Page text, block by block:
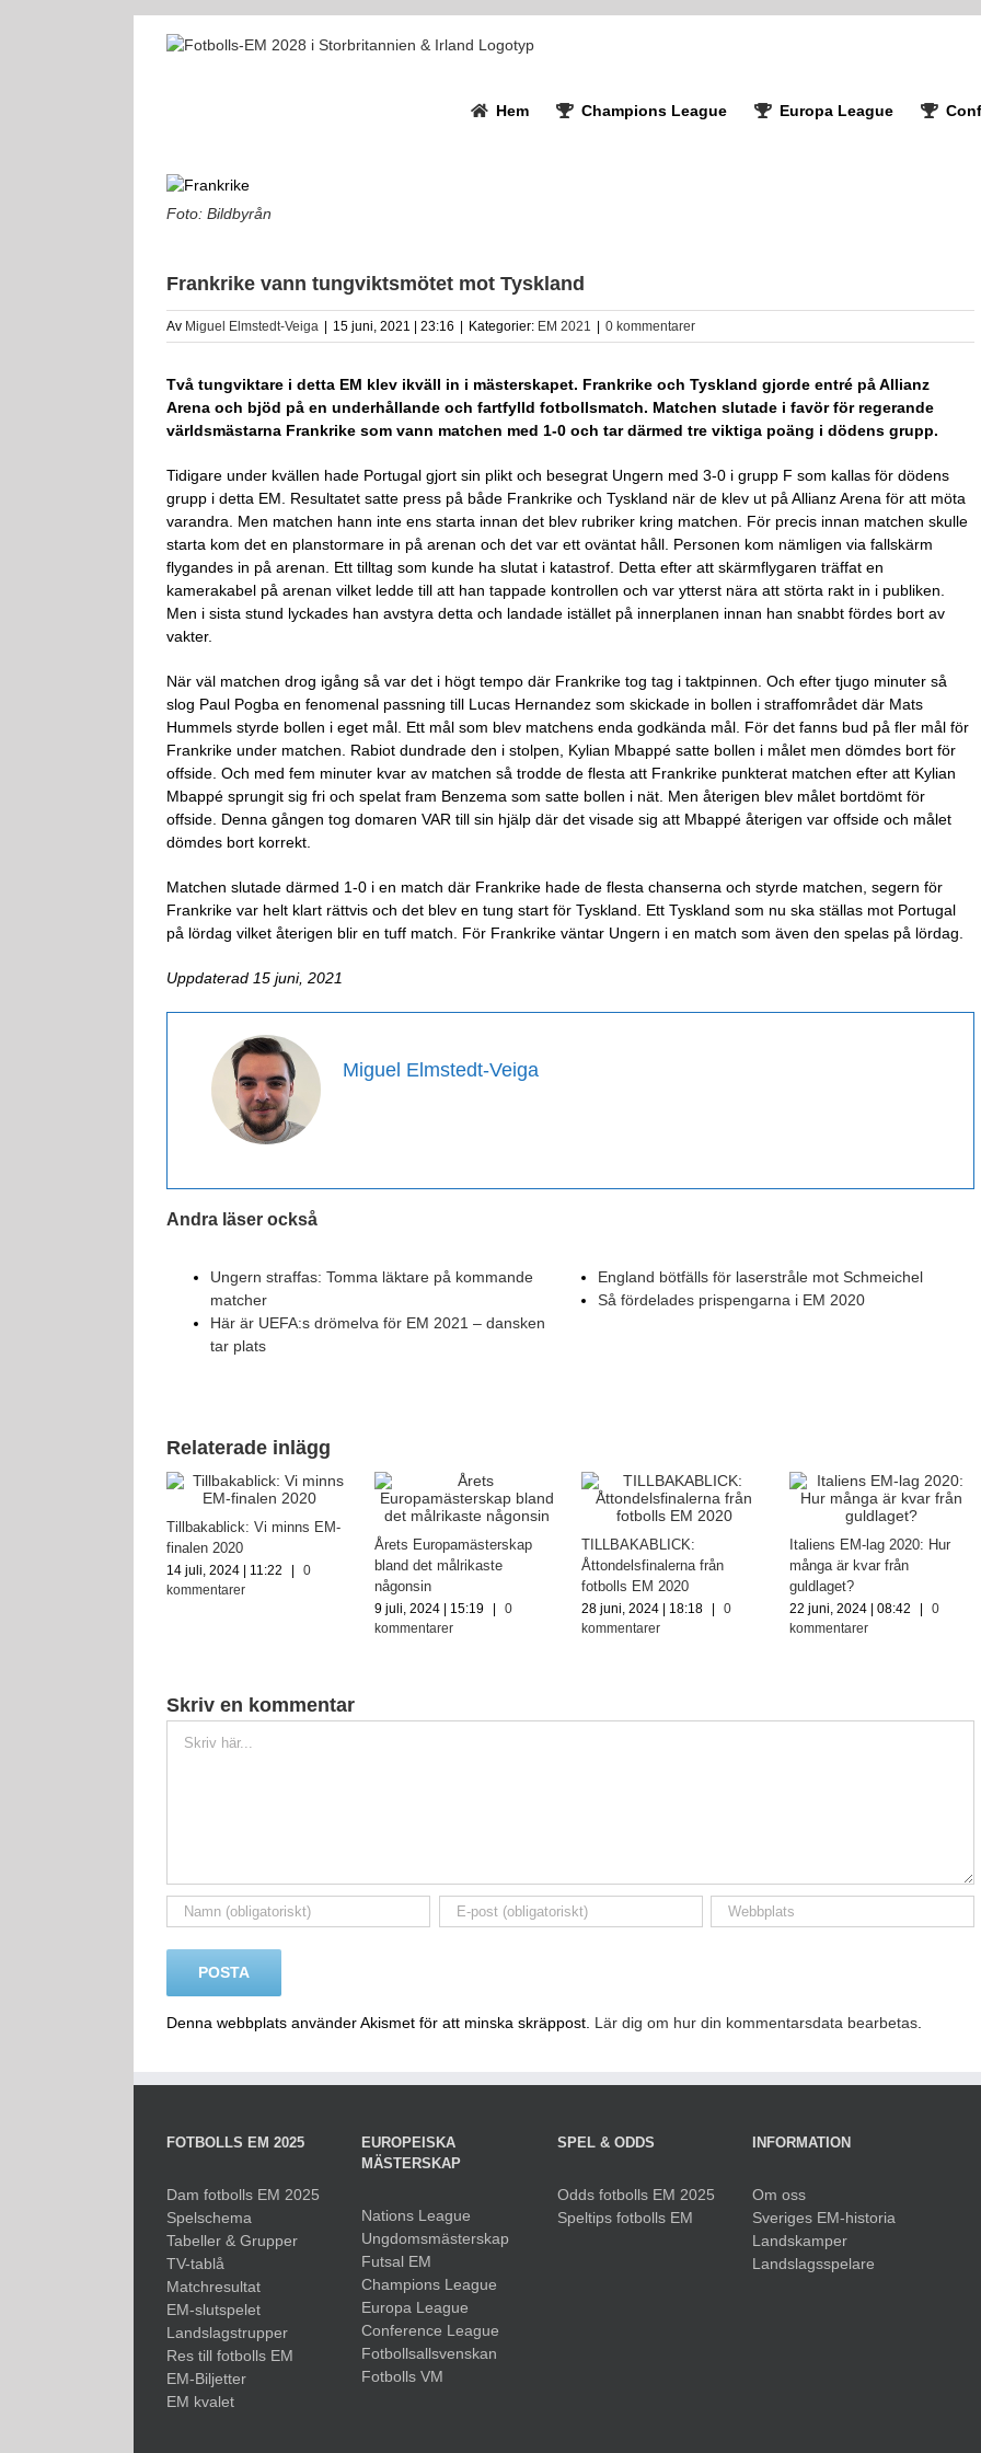
Hem Champions League Europa League
Foto: Bildbyrån
Frankrike vann tungviktsmötet mot Tyskland
Av Miguel Elmstedt-Veiga 15 juni, 2021 | 23:16 Kategorier: EM 2021 0 kommentarer
Två tungviktare i detta EM klev ikväll in i mästerskapet. Frankrike och Tyskland gjorde entré på Allianz
Arena och bjöd på en underhållande och fartfylld fotbollsmatch. Matchen slutade i favör för regerande
världsmästarna Frankrike som vann matchen med 1-0 och tar därmed tre viktiga poäng i dödens grupp.
Tidigare under kvällen hade Portugal gjort sin plikt och besegrat Ungern med 3-0 i grupp F som kallas för dödens
grupp i detta EM. Resultatet satte press på både Frankrike och Tyskland när de klev ut på Allianz Arena för att möta
varandra. Men matchen hann inte ens starta innan det blev rubriker kring matchen. För precis innan matchen skulle
starta kom det en planstormare in på arenan och det var ett oväntat håll. Personen kom nämligen via fallskärm
flygandes in på arenan. Ett tilltag som kunde ha slutat i katastrof. Detta efter att skärmflygaren träffat en
kamerakabel på arenan vilket ledde till att han tappade kontrollen och var ytterst nära att störta rakt in i publiken.
Men i sista stund lyckades han avstyra detta och landade istället på innerplanen innan han snabbt fördes bort av
vakter.
När väl matchen drog igång så var det i högt tempo där Frankrike tog tag i taktpinnen. Och efter tjugo minuter så
slog Paul Pogba en fenomenal passning till Lucas Hernandez som skickade in bollen i straffområdet där Mats
Hummels styrde bollen i eget mål. Ett mål som blev matchens enda godkända mål. För det fanns bud på fler mål för
Frankrike under matchen. Rabiot dundrade den i stolpen, Kylian Mbappé satte bollen i målet men dömdes bort för
offside. Och med fem minuter kvar av matchen så trodde de flesta att Frankrike punkterat matchen efter att Kylian
Mbappé sprungit sig fri och spelat fram Benzema som satte bollen i nät. Men återigen blev målet bortdömt för
offside. Denna gången tog domaren VAR till sin hjälp där det visade sig att Mbappé återigen var offside och målet
dömdes bort korrekt.
Matchen slutade därmed 1-0 i en match där Frankrike hade de flesta chanserna och styrde matchen, segern för
Frankrike var helt klart rättvis och det blev en tung start för Tyskland. Ett Tyskland som nu ska ställas mot Portugal
på lördag vilket återigen blir en tuff match. För Frankrike väntar Ungern i en match som även den spelas på lördag.
Uppdaterad 15 juni, 2021
Miguel Elmstedt-Veiga
Andra läser också
Ungern straffas: Tomma läktare på kommande
matcher
Här är UEFA:s drömelva för EM 2021 – dansken
tar plats
England bötfälls för laserstråle mot Schmeichel
Så fördelades prispengarna i EM 2020
Relaterade inlägg
Tillbakablick: Vi minns EM-
finalen 2020
14 juli, 2024 | 11:22 |
0
kommentarer
Årets Europamästerskap
bland det målrikaste
någonsin
9 juli, 2024 | 15:19 |
0
kommentarer
TILLBAKABLICK:
Åttondelsfinalerna från
fotbolls EM 2020
28 juni, 2024 | 18:18 |
0
kommentarer
Italiens EM-lag 2020: Hur
många är kvar från
guldlaget?
22 juni, 2024 | 08:42 |
0
kommentarer
Skriv en kommentar
Denna webbplats använder Akismet för att minska skräppost. Lär dig om hur din kommentarsdata bearbetas
FOTBOLLS EM 2025
Dam fotbolls EM 2025
Spelschema
Tabeller & Grupper
TV-tablå
Matchresultat
EM-slutspelet
Landslagstrupper
Res till fotbolls EM
EM-Biljetter
EM kvalet
EUROPEISKA
MÄSTERSKAP
Nations League
Ungdomsmästerskap
Futsal EM
Champions League
Europa League
Conference League
Fotbollsallsvenskan
Fotbolls VM
SPEL & ODDS
Odds fotbolls EM 2025
Speltips fotbolls EM
INFORMATION
Om oss
Sveriges EM-historia
Landskamper
Landslagsspelare